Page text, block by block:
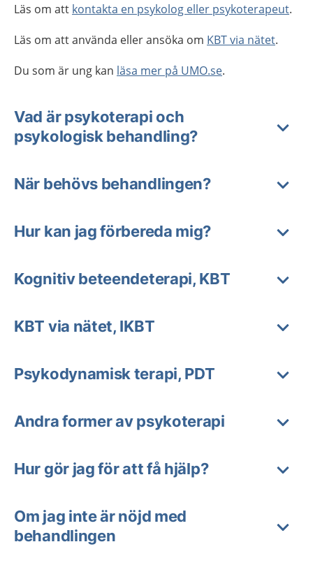
Läs om att kontakta en psykolog eller psykoterapeut.
Läs om att använda eller ansöka om KBT via nätet.
Du som är ung kan läsa mer på UMO.se.
Vad är psykoterapi och
psykologisk behandling?
När behövs behandlingen?
Hur kan jag förbereda mig?
Kognitiv beteendeterapi, KBT
KBT via nätet, IKBT
Psykodynamisk terapi, PDT
Andra former av psykoterapi
Hur gör jag för att få hjälp?
Om jag inte är nöjd med
behandlingen